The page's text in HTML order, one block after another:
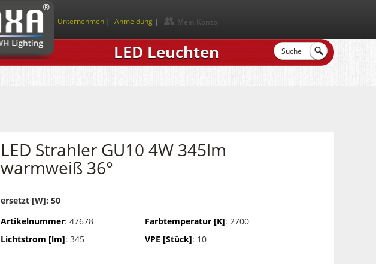
Unternehmen Anmeldung | Mein Konto
LED Leuchten
LED Strahler GU10 4W 345lm
warmweiß 36°
ersetzt [W]: 50
Artikelnummer: 47678 Farbtemperatur [K]: 2700
Lichtstrom [lm]: 345 VPE [Stück]: 10